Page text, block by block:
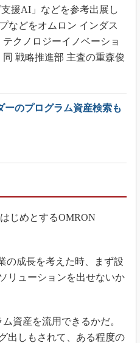
ル設計・開発
ュリティ
ナへの対応
援AI」などを参考出展し
などをオムロン インダス
クノロジーイノベーショ
戦略推進部 主査の重森俊
のプログラム資産検索も
じめとするOMRON
の成長を考えた時、まず設
リューションを出せないか
資産を流用できるかだ。
出しもされて、ある程度の